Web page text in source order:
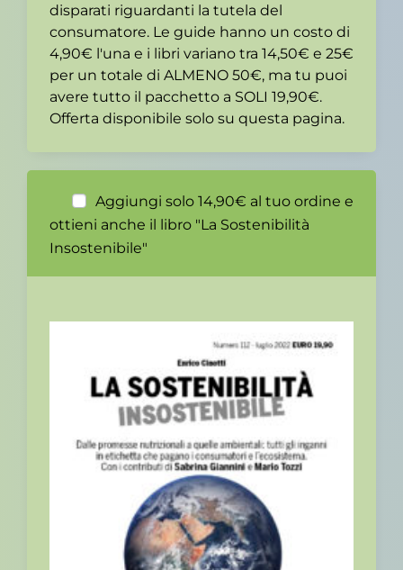
disparati riguardanti la tutela del
consumatore. Le guide hanno un costo di
4,90€ l'una e i libri variano tra 14,50€ e 25€
per un totale di ALMENO 50€, ma tu puoi
avere tutto il pacchetto a SOLI 19,90€.
Offerta disponibile solo su questa pagina.
Aggiungi solo 14,90€ al tuo ordine e
ottieni anche il libro "La Sostenibilità
Insostenibile"